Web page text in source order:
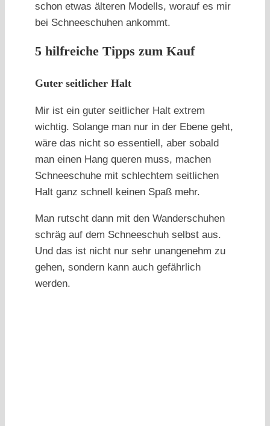
schon etwas älteren Modells, worauf es mir
bei Schneeschuhen ankommt.
5 hilfreiche Tipps zum Kauf
Guter seitlicher Halt
Mir ist ein guter seitlicher Halt extrem
wichtig. Solange man nur in der Ebene geht,
wäre das nicht so essentiell, aber sobald
man einen Hang queren muss, machen
Schneeschuhe mit schlechtem seitlichen
Halt ganz schnell keinen Spaß mehr.
Man rutscht dann mit den Wanderschuhen
schräg auf dem Schneeschuh selbst aus.
Und das ist nicht nur sehr unangenehm zu
gehen, sondern kann auch gefährlich
werden.